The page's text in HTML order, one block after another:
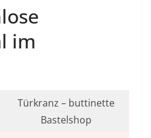
im
Türkranz – buttinette
Bastelshop